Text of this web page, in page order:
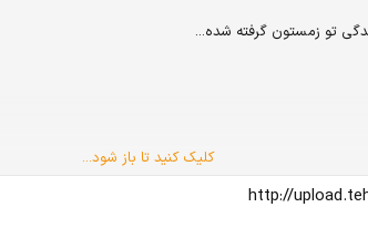
تو زمستون گرفته شده...
کلیک کنید تا باز شود...
http://